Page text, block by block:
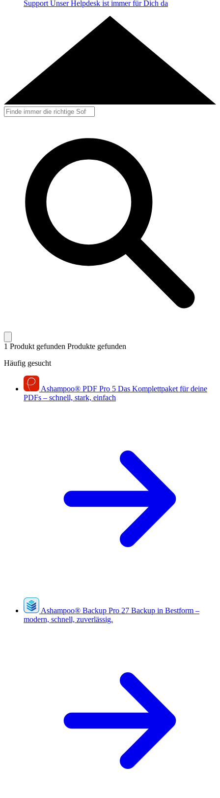
Support Unser Helpdesk ist immer für Dich da
1 Produkt gefunden Produkte gefunden
Häufig gesucht
Ashampoo® PDF Pro 5 Das Komplettpaket für deine
PDFs – schnell, stark, einfach
Ashampoo® Backup Pro 27 Backup in Bestform –
modern, schnell, zuverlässig.